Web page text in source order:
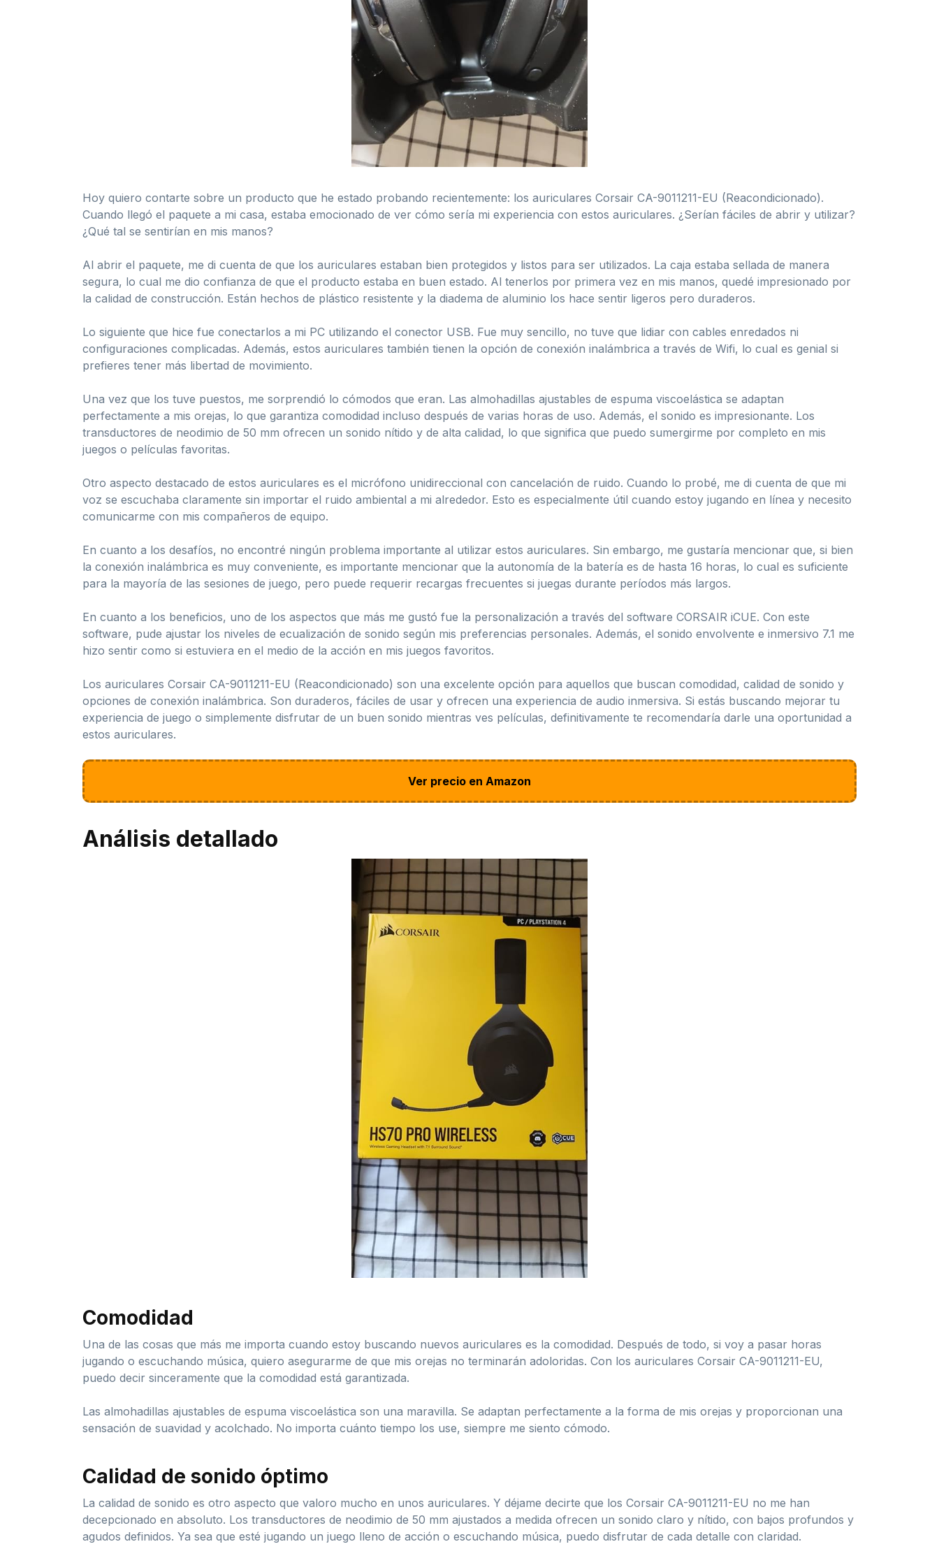
Hoy quiero contarte sobre un producto que he estado probando recientemente: los auriculares Corsair CA-9011211-EU (Reacondicionado).
Cuando llegó el paquete a mi casa, estaba emocionado de ver cómo sería mi experiencia con estos auriculares. ¿Serían fáciles de abrir y utilizar?
¿Qué tal se sentirían en mis manos?
Al abrir el paquete, me di cuenta de que los auriculares estaban bien protegidos y listos para ser utilizados. La caja estaba sellada de manera
segura, lo cual me dio confianza de que el producto estaba en buen estado. Al tenerlos por primera vez en mis manos, quedé impresionado por
la calidad de construcción. Están hechos de plástico resistente y la diadema de aluminio los hace sentir ligeros pero duraderos.
Lo siguiente que hice fue conectarlos a mi PC utilizando el conector USB. Fue muy sencillo, no tuve que lidiar con cables enredados ni
configuraciones complicadas. Además, estos auriculares también tienen la opción de conexión inalámbrica a través de Wifi, lo cual es genial si
prefieres tener más libertad de movimiento.
Una vez que los tuve puestos, me sorprendió lo cómodos que eran. Las almohadillas ajustables de espuma viscoelástica se adaptan
perfectamente a mis orejas, lo que garantiza comodidad incluso después de varias horas de uso. Además, el sonido es impresionante. Los
transductores de neodimio de 50 mm ofrecen un sonido nítido y de alta calidad, lo que significa que puedo sumergirme por completo en mis
juegos o películas favoritas.
Otro aspecto destacado de estos auriculares es el micrófono unidireccional con cancelación de ruido. Cuando lo probé, me di cuenta de que mi
voz se escuchaba claramente sin importar el ruido ambiental a mi alrededor. Esto es especialmente útil cuando estoy jugando en línea y necesito
comunicarme con mis compañeros de equipo.
En cuanto a los desafíos, no encontré ningún problema importante al utilizar estos auriculares. Sin embargo, me gustaría mencionar que, si bien
la conexión inalámbrica es muy conveniente, es importante mencionar que la autonomía de la batería es de hasta 16 horas, lo cual es suficiente
para la mayoría de las sesiones de juego, pero puede requerir recargas frecuentes si juegas durante períodos más largos.
En cuanto a los beneficios, uno de los aspectos que más me gustó fue la personalización a través del software CORSAIR iCUE. Con este
software, pude ajustar los niveles de ecualización de sonido según mis preferencias personales. Además, el sonido envolvente e inmersivo 7.1 me
hizo sentir como si estuviera en el medio de la acción en mis juegos favoritos.
Los auriculares Corsair CA-9011211-EU (Reacondicionado) son una excelente opción para aquellos que buscan comodidad, calidad de sonido y
opciones de conexión inalámbrica. Son duraderos, fáciles de usar y ofrecen una experiencia de audio inmersiva. Si estás buscando mejorar tu
experiencia de juego o simplemente disfrutar de un buen sonido mientras ves películas, definitivamente te recomendaría darle una oportunidad a
estos auriculares.
Ver precio en Amazon
Análisis detallado
Comodidad
Una de las cosas que más me importa cuando estoy buscando nuevos auriculares es la comodidad. Después de todo, si voy a pasar horas
jugando o escuchando música, quiero asegurarme de que mis orejas no terminarán adoloridas. Con los auriculares Corsair CA-9011211-EU,
puedo decir sinceramente que la comodidad está garantizada.
Las almohadillas ajustables de espuma viscoelástica son una maravilla. Se adaptan perfectamente a la forma de mis orejas y proporcionan una
sensación de suavidad y acolchado. No importa cuánto tiempo los use, siempre me siento cómodo.
Calidad de sonido óptimo
La calidad de sonido es otro aspecto que valoro mucho en unos auriculares. Y déjame decirte que los Corsair CA-9011211-EU no me han
decepcionado en absoluto. Los transductores de neodimio de 50 mm ajustados a medida ofrecen un sonido claro y nítido, con bajos profundos y
agudos definidos. Ya sea que esté jugando un juego lleno de acción o escuchando música, puedo disfrutar de cada detalle con claridad.